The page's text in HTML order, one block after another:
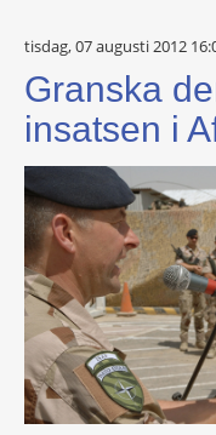
tisdag, 07 augusti 2012
Granska
insatsen i